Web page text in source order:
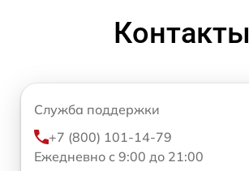
Контакты
Служба поддержки
+7 (800) 101-14-79
Ежедневно с 9:00 до 21:00